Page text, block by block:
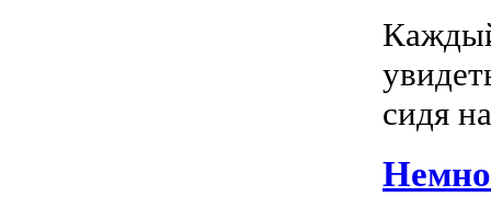
сидя